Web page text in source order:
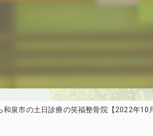
泉市の土日診療の笑福整骨院【2022年10